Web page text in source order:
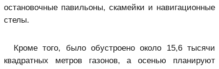
остановочные павильоны, скамейки и навигационные
стелы.
Кроме того, было обустроено около 15,6 тысячи
квадратных метров газонов, а осенью планируют